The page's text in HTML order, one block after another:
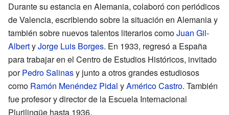
Durante su estancia en Alemania, colaboró con periódicos
de Valencia, escribiendo sobre la situación en Alemania y
también sobre nuevos talentos literarios comoJuan Gil-
AlbertyJorge Luis Borges. En 1933, regresó a España
para trabajar en el Centro de Estudios Históricos, invitado
porPedro Salinasy junto a otros grandes estudiosos
como Ramón Menéndez Pidal yAmérico Castro. También
fue profesor y director de la Escuela Internacional
Plurilingüe hasta 1936.